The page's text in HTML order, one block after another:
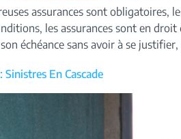
assurances sont obligatoires,
les assurances sont en
échéance sans avoir à se
Sinistres En Cascade